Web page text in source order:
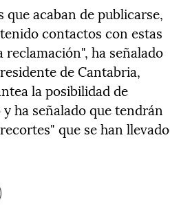
acaban de publicarse,
contactos con estas
ha señalado
de Cantabria,
la posibilidad de
ha señalado que tendrán
que se han llevado